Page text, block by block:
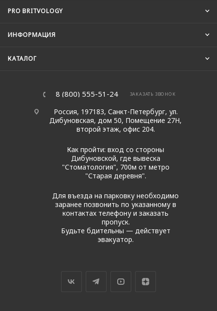
PRO BRITVOLOGY
ИНФОРМАЦИЯ
КАТАЛОГ
8 (800) 555-51-24 ЗАКАЗАТЬ ЗВОНОК
Россия, 197183, Санкт-Петербург, ул.
Дибуновская, дом 50, Помещение 27Н,
второй этаж, офис 204.
Как пройти: вход со стороны
Дибуновской, где вывеска
"Стоматология", 700м от метро
"Старая деревня".
Для въезда на парковку необходимо
заранее позвонить по указанному в
контактах телефону и заказать
пропуск.
Будьте бдительны — действует
эвакуатор.